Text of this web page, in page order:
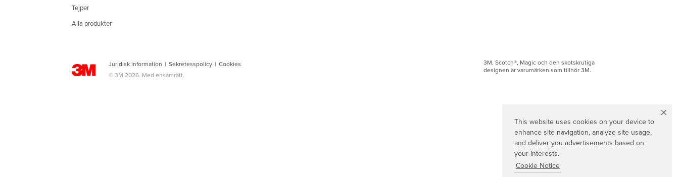
This website uses cookies on your device to
enhance site navigation, analyze site usage,
and deliver you advertisements based on
your interests.
Cookie Notice
Tejper
Alla produkter
Juridisk information | Sekretesspolicy | Cookies
© 3M 2026. Med ensamrätt.
3M, Scotch®, Magic och den skotskrutiga
designen är varumärken som tillhör 3M.